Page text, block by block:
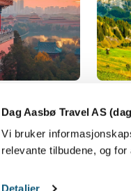
Dag Aasbø Travel AS
Vi bruker
relevante tilbudene, og
Detaljer